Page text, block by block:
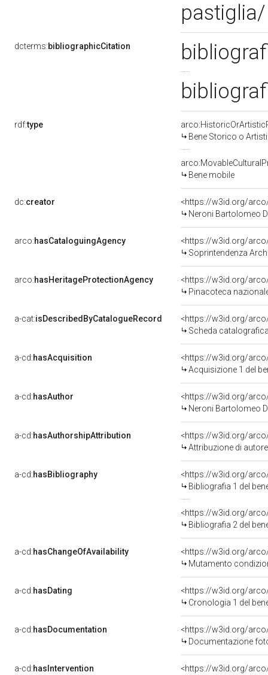
dcterms:bibliographicCitation
rdf:type
Bene Storico o
Bene mobile
dc:creator
<https://w3id.org/
Neroni Bartolomeo
arco:hasCataloguingAgency
<https://w3id.org/
Soprintendenza
arco:hasHeritageProtectionAgency
<https://w3id.org/
Pinacoteca
a-cat:isDescribedByCatalogueRecord
<https://w3id.org/
Scheda
a-cd:hasAcquisition
<https://w3id.org/
Acquisizione 1 del
a-cd:hasAuthor
<https://w3id.org/
Neroni Bartolomeo
a-cd:hasAuthorshipAttribution
<https://w3id.org/
Attribuzione di
a-cd:hasBibliography
<https://w3id.org/
Bibliografia 1 del
<https://w3id.org/
Bibliografia 2 del
a-cd:hasChangeOfAvailability
<https://w3id.org/
Mutamento
a-cd:hasDating
<https://w3id.org/
Cronologia 1 del
a-cd:hasDocumentation
Documentazione
a-cd:hasIntervention <https://w3id.org/